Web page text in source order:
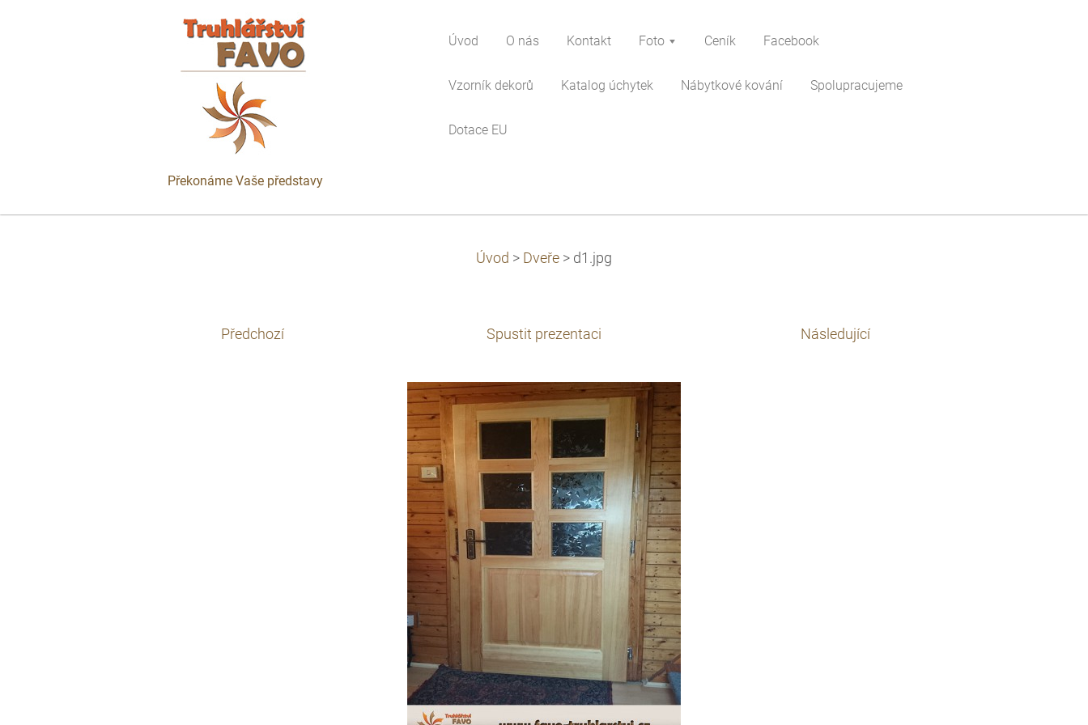
Překonáme Vaše představy
Úvod O nás Kontakt Foto Ceník Facebook
Vzorník dekorů Katalog úchytek Nábytkové kování Spolupracujeme
Dotace EU
Úvod > Dveře > d1.jpg
Předchozí Spustit prezentaci Následující